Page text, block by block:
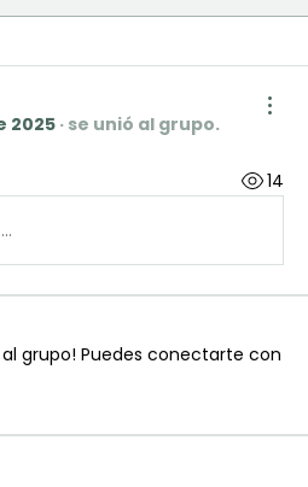
2025 · se unió al grupo.
14
grupo! Puedes conectarte con